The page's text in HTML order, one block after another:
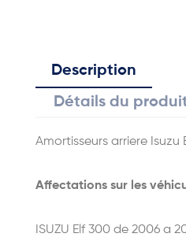
Description
Détails du
Amortisseurs arriere Isuzu
Affectations sur les
ISUZU Elf 300 de 2006 a